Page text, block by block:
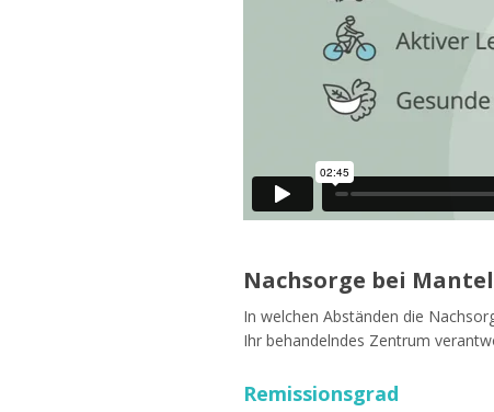
Nachsorge bei
In welchen Abständen die
Ihr behandelndes Zentrum
Remissionsgrad